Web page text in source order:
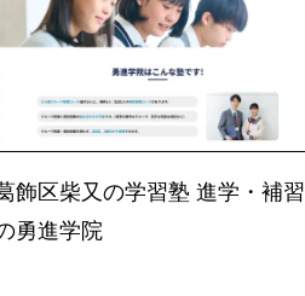
飾区柴又の学習塾 進学・補習
勇進学院